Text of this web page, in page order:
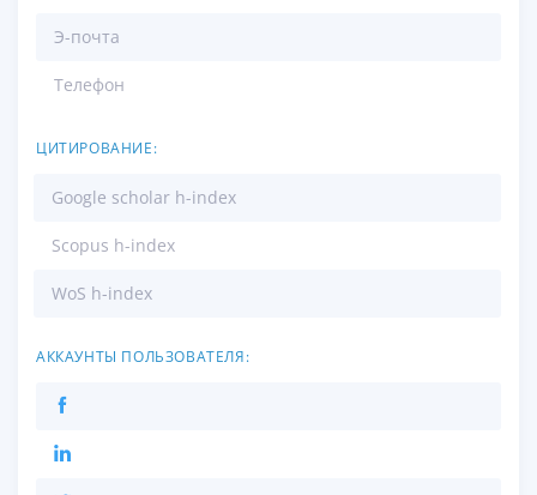
Э-почта
Телефон
ЦИТИРОВАНИЕ:
Google scholar h-index
Scopus h-index
WoS h-index
АККАУНТЫ ПОЛЬЗОВАТЕЛЯ: